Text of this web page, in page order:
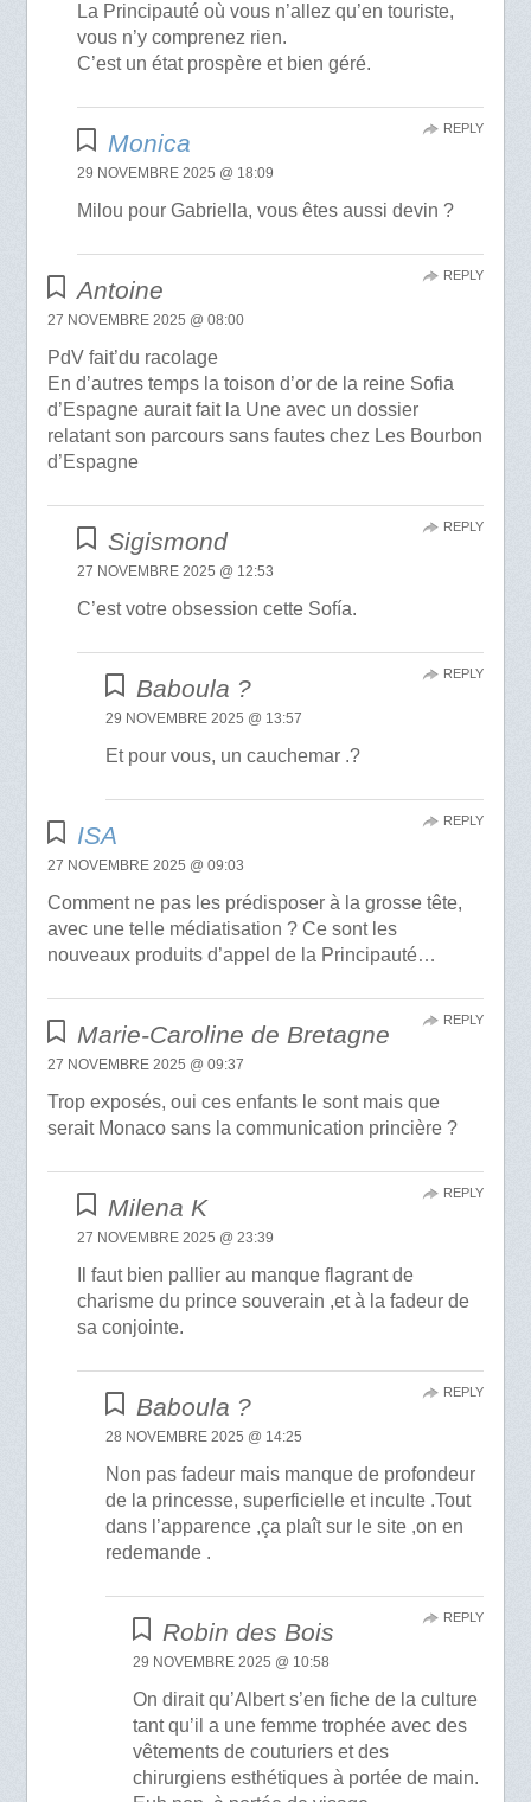
La Principauté où vous n’allez qu’en touriste,
vous n’y comprenez rien.
C’est un état prospère et bien géré.
Monica
29 NOVEMBRE 2025 @ 18:09
Milou pour Gabriella, vous êtes aussi devin ?
REPLY
Antoine
27 NOVEMBRE 2025 @ 08:00
PdV fait’du racolage
En d’autres temps la toison d’or de la reine Sofia
d’Espagne aurait fait la Une avec un dossier
relatant son parcours sans fautes chez Les Bourbon
d’Espagne
REPLY
Sigismond
27 NOVEMBRE 2025 @ 12:53
C’est votre obsession cette Sofía.
REPLY
Baboula ?
29 NOVEMBRE 2025 @ 13:57
Et pour vous, un cauchemar .?
REPLY
ISA
27 NOVEMBRE 2025 @ 09:03
Comment ne pas les prédisposer à la grosse tête,
avec une telle médiatisation ? Ce sont les
nouveaux produits d’appel de la Principauté…
REPLY
Marie-Caroline de Bretagne
27 NOVEMBRE 2025 @ 09:37
Trop exposés, oui ces enfants le sont mais que
serait Monaco sans la communication princière ?
REPLY
Milena K
27 NOVEMBRE 2025 @ 23:39
Il faut bien pallier au manque flagrant de
charisme du prince souverain ,et à la fadeur de
sa conjointe.
REPLY
Baboula ?
28 NOVEMBRE 2025 @ 14:25
Non pas fadeur mais manque de profondeur
de la princesse, superficielle et inculte .Tout
dans l’apparence ,ça plaît sur le site ,on en
redemande .
REPLY
Robin des Bois
29 NOVEMBRE 2025 @ 10:58
On dirait qu’Albert s’en fiche de la culture
tant qu’il a une femme trophée avec des
vêtements de couturiers et des
chirurgiens esthétiques à portée de main.
REPLY